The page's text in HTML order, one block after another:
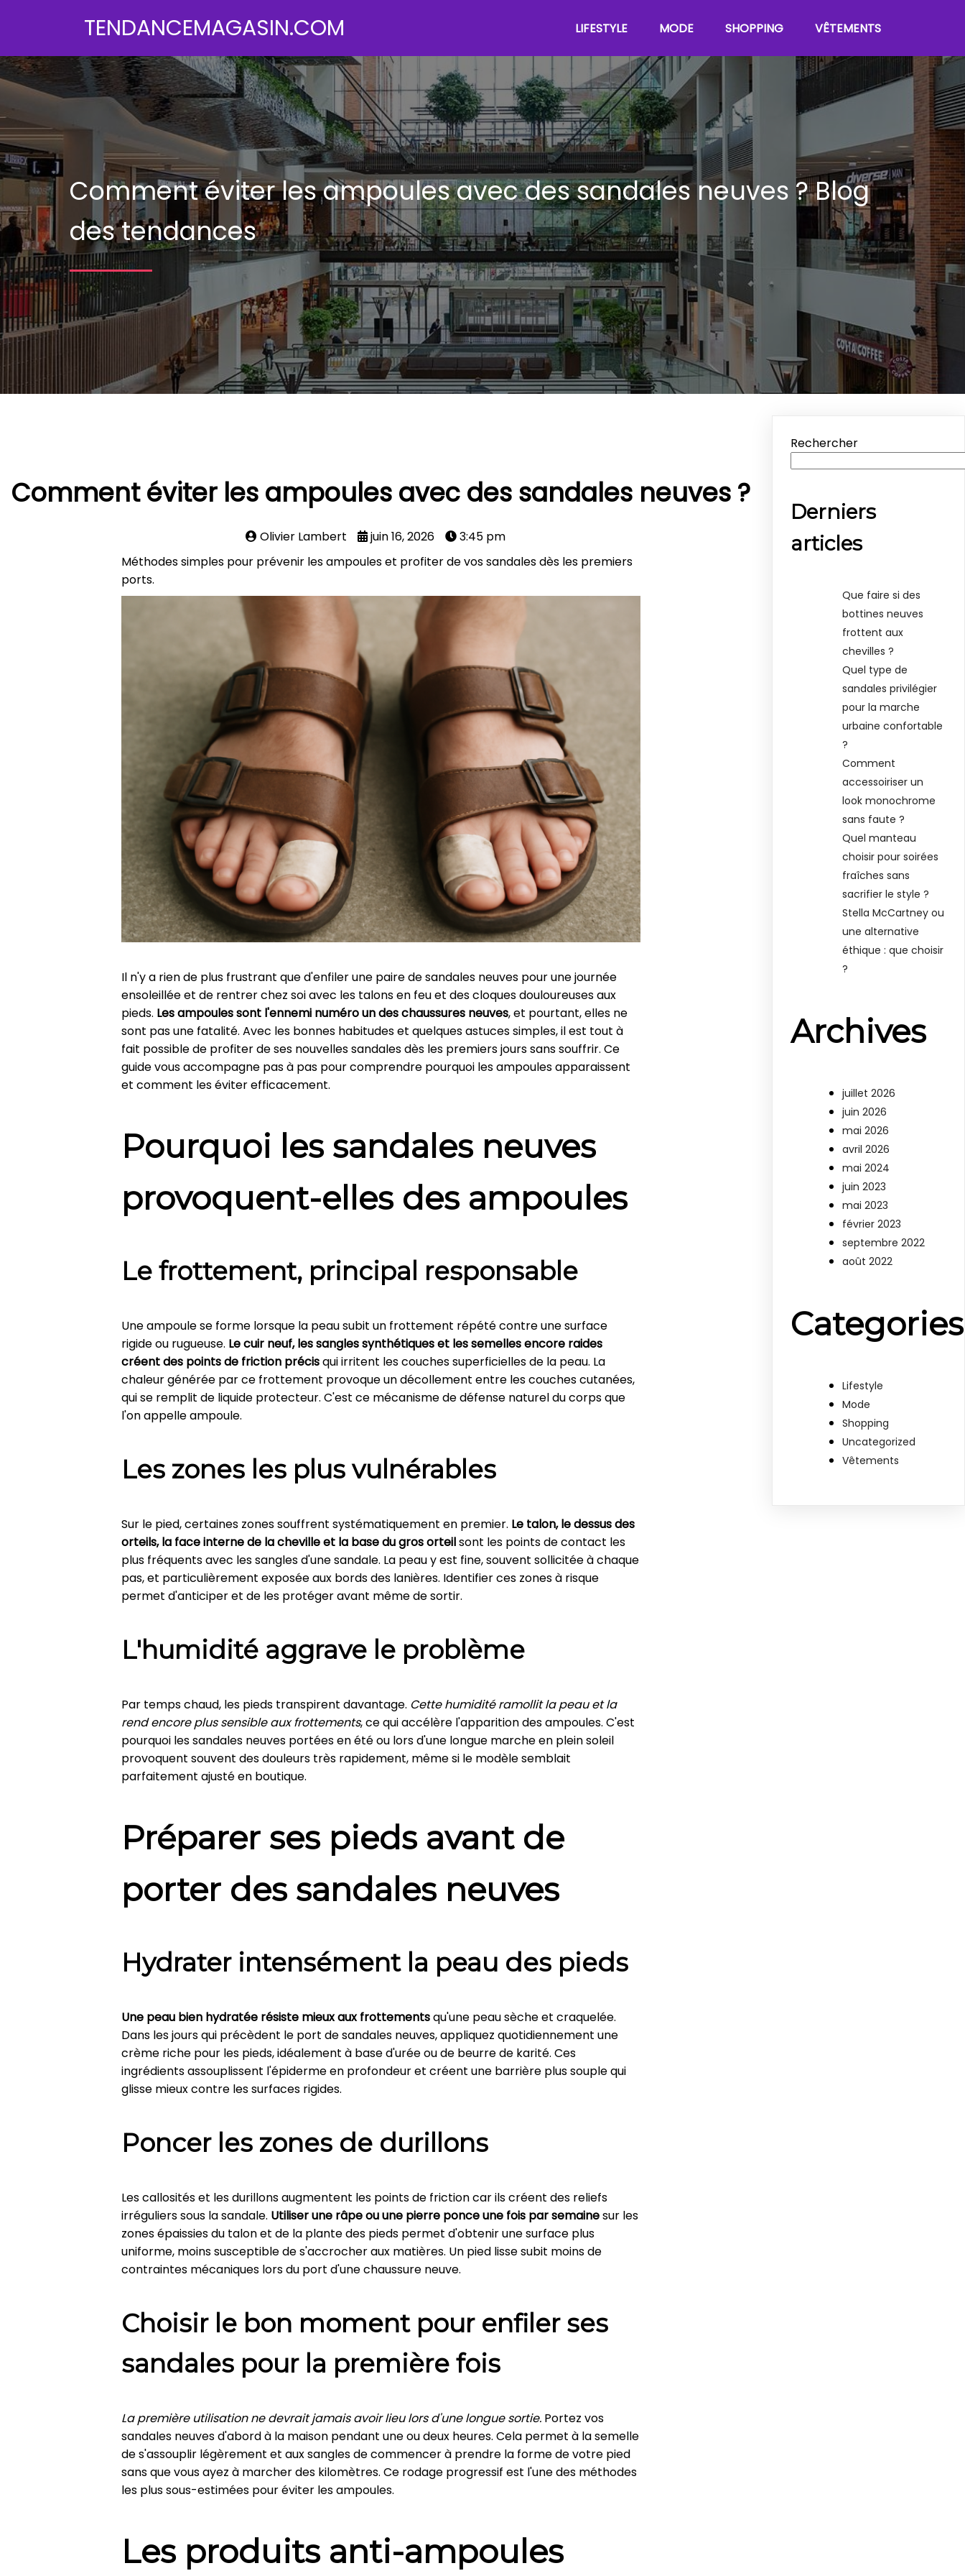
TENDANCEMAGASIN.COM LIFESTYLE MODE SHOPPING VÊTEMENTS
Comment éviter les ampoules avec des sandales neuves ?Blog
des tendances
Comment éviter les ampoules avec des sandales neuves ?
Olivier Lambert juin 16, 2026
3:45 pm
Méthodes simples pour prévenir les ampoules et profiter de vos sandales dès les premiers
ports.
Il n'y a rien de plus frustrant que d'enfiler une paire de sandales neuves pour une journée
ensoleillée et de rentrer chez soi avec les talons en feu et des cloques douloureuses aux
pieds. Les ampoules sont l'ennemi numéro un des chaussures neuves, et pourtant, elles ne
sont pas une fatalité. Avec les bonnes habitudes et quelques astuces simples, il est tout à
fait possible de profiter de ses nouvelles sandales dès les premiers jours sans souffrir. Ce
guide vous accompagne pas à pas pour comprendre pourquoi les ampoules apparaissent
et comment les éviter efficacement.
Pourquoi les sandales neuves
provoquent-elles des ampoules
Le frottement, principal responsable
Une ampoule se forme lorsque la peau subit un frottement répété contre une surface
rigide ou rugueuse. Le cuir neuf, les sangles synthétiques et les semelles encore raides
créent des points de friction précisqui irritent les couches superficielles de la peau. La
chaleur générée par ce frottement provoque un décollement entre les couches cutanées,
qui se remplit de liquide protecteur. C'est ce mécanisme de défense naturel du corps que
l'on appelle ampoule.
Les zones les plus vulnérables
Sur le pied, certaines zones souffrent systématiquement en premier. Le talon, le dessus des
orteils, la face interne de la cheville et la base du gros orteilsont les points de contact les
plus fréquents avec les sangles d'une sandale. La peau y est fine, souvent sollicitée à chaque
pas, et particulièrement exposée aux bords des lanières. Identifier ces zones à risque
permet d'anticiper et de les protéger avant même de sortir.
L'humidité aggrave le problème
Par temps chaud, les pieds transpirent davantage. Cette humidité ramollit la peau et la
rend encore plus sensible aux frottements, ce qui accélère l'apparition des ampoules. C'est
pourquoi les sandales neuves portées en été ou lors d'une longue marche en plein soleil
provoquent souvent des douleurs très rapidement, même si le modèle semblait
parfaitement ajusté en boutique.
Préparer ses pieds avant de
porter des sandales neuves
Hydrater intensément la peau des pieds
Une peau bien hydratée résiste mieux aux frottementsqu'une peau sèche et craquelée.
Dans les jours qui précèdent le port de sandales neuves, appliquez quotidiennement une
crème riche pour les pieds, idéalement à base d'urée ou de beurre de karité. Ces
ingrédients assouplissent l'épiderme en profondeur et créent une barrière plus souple qui
glisse mieux contre les surfaces rigides.
Poncer les zones de durillons
Les callosités et les durillons augmentent les points de friction car ils créent des reliefs
irréguliers sous la sandale. Utiliser une râpe ou une pierre ponce une fois par semainesur les
zones épaissies du talon et de la plante des pieds permet d'obtenir une surface plus
uniforme, moins susceptible de s'accrocher aux matières. Un pied lisse subit moins de
contraintes mécaniques lors du port d'une chaussure neuve.
Choisir le bon moment pour enfiler ses
sandales pour la première fois
La première utilisation ne devrait jamais avoir lieu lors d'une longue sortie. Portez vos
sandales neuves d'abord à la maison pendant une ou deux heures. Cela permet à la semelle
de s'assouplir légèrement et aux sangles de commencer à prendre la forme de votre pied
sans que vous ayez à marcher des kilomètres. Ce rodage progressif est l'une des méthodes
les plus sous-estimées pour éviter les ampoules.
Les produits anti-ampoules
Rechercher
Derniers
articles
Que faire si des
bottines neuves
frottent aux
chevilles ?
Quel type de
sandales privilégier
pour la marche
urbaine confortable
?
Comment
accessoiriser un
look monochrome
sans faute ?
Quel manteau
choisir pour soirées
fraîches sans
sacrifier le style ?
Stella McCartney ou
une alternative
éthique : que choisir
?
Archives
juillet 2026
juin 2026
mai 2026
avril 2026
mai 2024
juin 2023
mai 2023
février 2023
septembre 2022
août 2022
Categories
Lifestyle
Mode
Shopping
Uncategorized
Vêtements